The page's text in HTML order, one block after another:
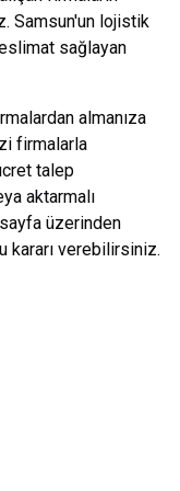
Samsun'un lojistik
sağlayan
almanıza
firmalarla
talep
aktarmalı
üzerinden
kararı verebilirsiniz.